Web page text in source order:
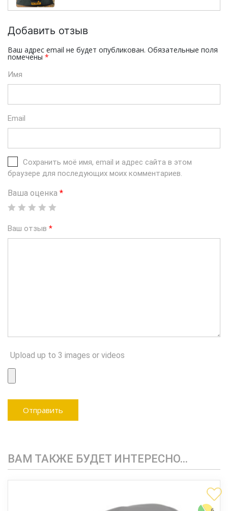
Добавить отзыв
Ваш адрес email не будет опубликован. Обязательные поля
помечены *
Имя
Email
Сохранить моё имя, email и адрес сайта в этом
браузере для последующих моих комментариев.
Ваша оценка *
Ваш отзыв *
Upload up to 3 images or videos
ВАМ ТАКЖЕ БУДЕТ ИНТЕРЕСНО…